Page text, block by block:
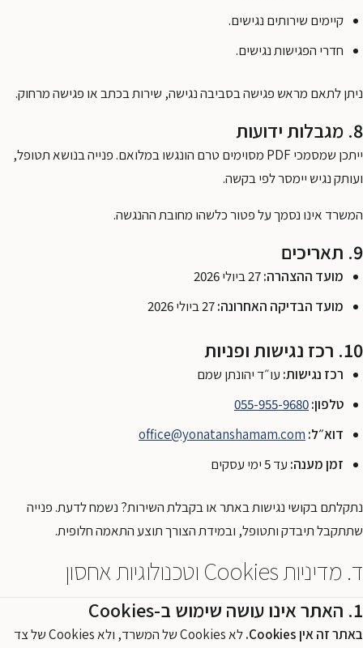
קיימים שירותים נגישים.
חדרי הפגישות נגישים.
ניתן לתאם מראש פגישה בסביבה נגישה, שירות בכתב או פגישה מרחוק.
8. מגבלות ידועות
ייתכן שמסמכי PDF מסוימים טרם הונגשו במלואם. פנייה בנושא תטופל,
ועותק נגיש יימסר לפי בקשה.
המשרד אינו נסמך על פטור כלשהו מחובת ההנגשה.
9. תאריכים
מועד ההצהרה:
מועד הבדיקה האחרונה:
10. רכז נגישות ופניות
רכז נגישות: עו״ד יהונתן שמם
טלפון:055-955-9680
דוא״ל: office@yonatanshamam.com
זמן מענה: עד 5 ימי עסקים
נתקלתם בקושי נגישות באתר או בקבלת השירות? נשמח לדעת. פנייה
שתתקבל תיבדק ותטופל, ובמידת הצורך תוצע התאמה חלופית.
ד. מדיניות Cookies וטכנולוגיות אחסון
1. האתר אינו עושה שימוש ב-Cookies
באתר זה אין Cookies.
לא Cookies של המשרד, ולא Cookies של צד